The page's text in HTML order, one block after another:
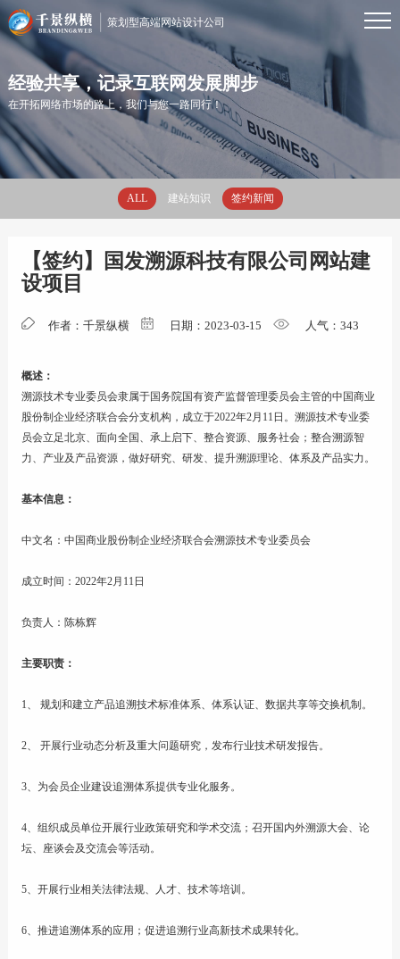
策划型高端网站设计公司
首页
服务
案例
资讯
优势
关于
联系
经验共享，记录互联网发展脚步
在开拓网络市场的路上，我们与您一路同行！
ALL 建站知识 签约新闻
【签约】国发溯源科技有限公司网站建
设项目
作者：千景纵横 日期：2023-03-15 人气： 343
概述：
溯源技术专业委员会隶属于国务院国有资产监督管理委员会主管的中国商业
股份制企业经济联合会分支机构，成立于2022年2月11日。溯源技术专业委
员会立足北京、面向全国、承上启下、整合资源、服务社会；整合溯源智
力、产业及产品资源，做好研究、研发、提升溯源理论、体系及产品实力。
基本信息：
中文名：中国商业股份制企业经济联合会溯源技术专业委员会
成立时间：2022年2月11日
负责人：陈栋辉
主要职责：
1、 规划和建立产品追溯技术标准体系、体系认证、数据共享等交换机制。
2、 开展行业动态分析及重大问题研究，发布行业技术研发报告。
3、为会员企业建设追溯体系提供专业化服务。
4、组织成员单位开展行业政策研究和学术交流；召开国内外溯源大会、论
坛、座谈会及交流会等活动。
5、开展行业相关法律法规、人才、技术等培训。
6、推进追溯体系的应用；促进追溯行业高新技术成果转化。